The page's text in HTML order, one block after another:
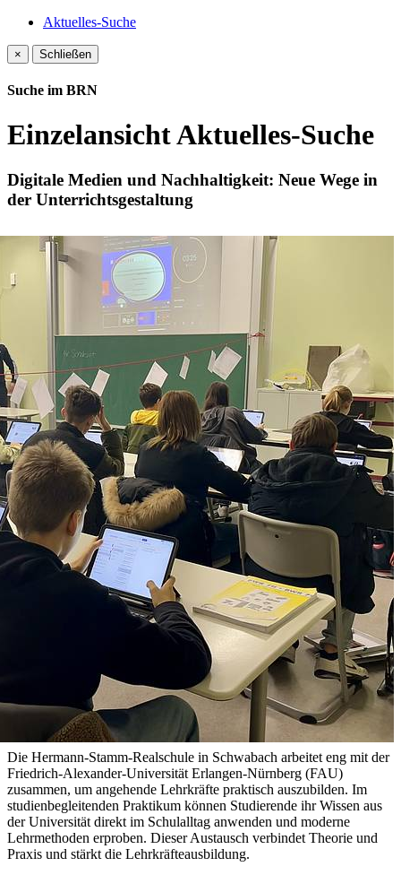
Aktuelles-Suche
× Schließen
Suche im BRN
Einzelansicht Aktuelles-Suche
Digitale Medien und Nachhaltigkeit: Neue Wege in
der Unterrichtsgestaltung
Die Hermann-Stamm-Realschule in Schwabach arbeitet eng mit der
Friedrich-Alexander-Universität Erlangen-Nürnberg (FAU)
zusammen, um angehende Lehrkräfte praktisch auszubilden. Im
studienbegleitenden Praktikum können Studierende ihr Wissen aus
der Universität direkt im Schulalltag anwenden und moderne
Lehrmethoden erproben. Dieser Austausch verbindet Theorie und
Praxis und stärkt die Lehrkräfteausbildung.